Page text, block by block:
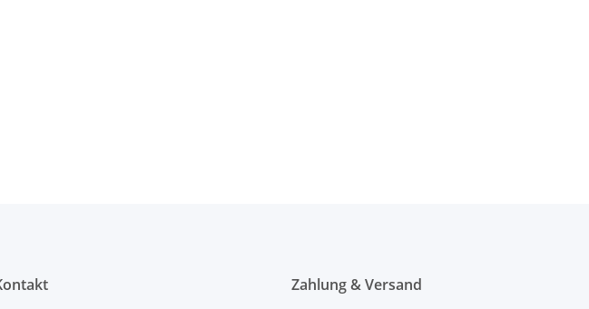
Zahlung & Versand